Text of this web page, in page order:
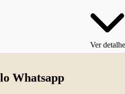
Ver
Whatsapp